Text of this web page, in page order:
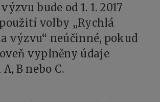
bude od 1. 1. 2017
volby „Rychlá
výzvu“ neúčinné, pokud
vyplněny údaje
B nebo C.